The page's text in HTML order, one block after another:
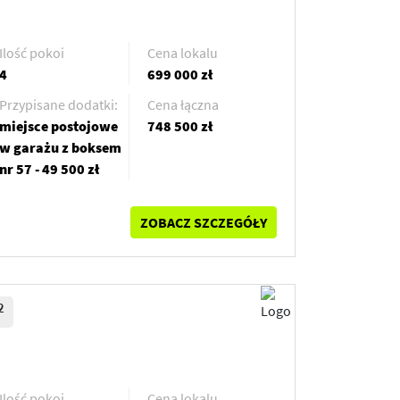
pokoi
Cena lokalu
699 000 zł
dodatki:
postojowe
garażu z boksem
57 - 49 500 zł
Cena łączna
748 500 zł
ZOBACZ SZCZEGÓŁY